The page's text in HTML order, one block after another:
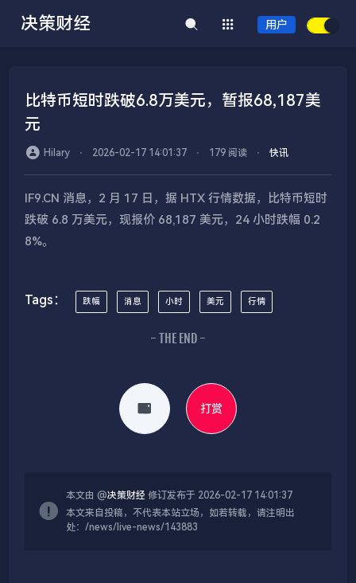
决策财经 用户
比特币短时跌破6.8万美元，暂报68,187美
元
Hilary ⋅ 2026-02-17 14:01:37 ⋅ 179 阅读 ⋅ 快讯
IF9.CN 消息，2 月 17 日，据 HTX 行情数据，比特币短时
跌破 6.8 万美元，现报价 68,187 美元，24 小时跌幅 0.2
8%。
Tags： 跌幅 消息 小时 美元 行情
- THE END -
打赏
本文由 @决策财经 修订发布于 2026-02-17 14:01:37
本文来自投稿，不代表本站立场，如若转载，请注明出
处：/news/live-news/143883